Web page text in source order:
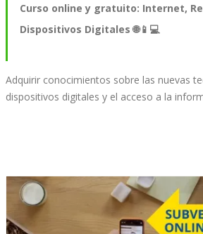
Curso online y gratuito: Internet,
Dispositivos Digitales 🌐📱💻
Adquirir conocimientos sobre las nuevas
dispositivos digitales y el acceso a la